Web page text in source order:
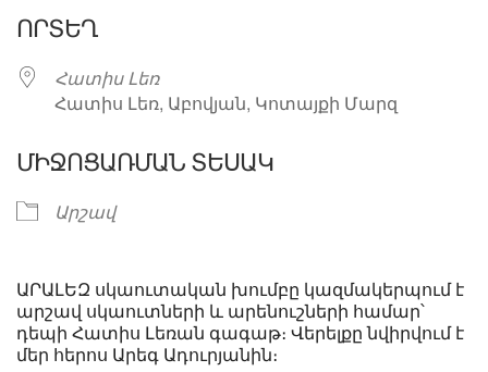
ՈՐՏԵՂ
Հատիս Լեռ
Հատիս Լեռ, Աբովյան, Կոտայքի Մարզ
ՄԻՋՈՑԱՌՄԱՆ ՏԵՍԱԿ
Արշավ
ԱՐԱԼԵԶ սկաուտական խումբը կազմակերպում է
արշավ սկաուտների և արենուշների համար՝
դեպի Հատիս Լեռան գագաթ։ Վերելքը նվիրվում է
մեր հերոս Արեգ Ադուրյանին։